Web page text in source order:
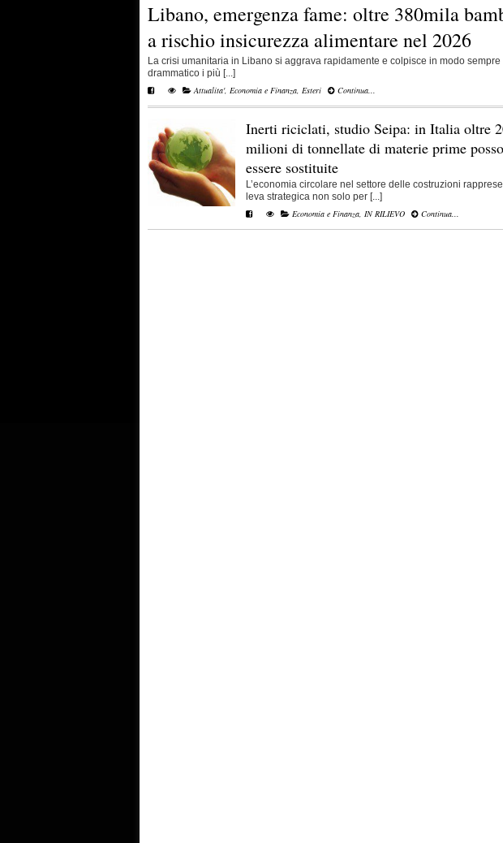
Libano, emergenza fame: oltre 380mila
a rischio insicurezza alimentare nel 2026
La crisi umanitaria in Libano si aggrava rapidamente e colpisce in modo sempre
drammatico i più [...]
Attualita', Economia e Finanza Esteri Continua...
Inerti riciclati, studio Seipa: in Italia oltre
milioni di tonnellate di materie prime
essere sostituite
L’economia circolare nel settore delle costruzioni
leva strategica non solo per [...]
Economia e Finanza IN RILIEVO Continua...